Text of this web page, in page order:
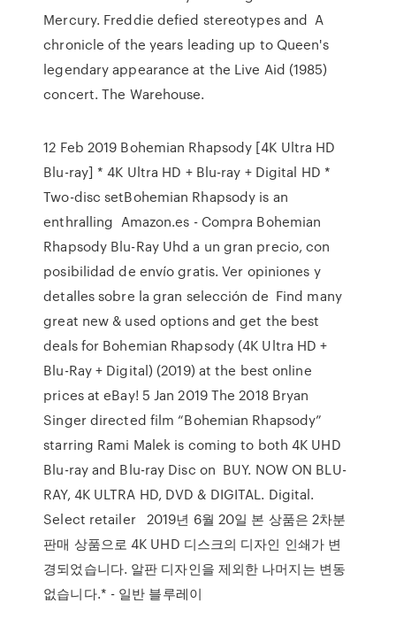
Mercury. Freddie defied stereotypes and A
chronicle of the years leading up to Queen's
legendary appearance at the Live Aid (1985)
concert. The Warehouse.
12 Feb 2019 Bohemian Rhapsody [4K Ultra HD
Blu-ray] * 4K Ultra HD + Blu-ray + Digital HD *
Two-disc setBohemian Rhapsody is an
enthralling Amazon.es - Compra Bohemian
Rhapsody Blu-Ray Uhd a un gran precio, con
posibilidad de envío gratis. Ver opiniones y
detalles sobre la gran selección de Find many
great new & used options and get the best
deals for Bohemian Rhapsody (4K Ultra HD +
Blu-Ray + Digital) (2019) at the best online
prices at eBay! 5 Jan 2019 The 2018 Bryan
Singer directed film “Bohemian Rhapsody”
starring Rami Malek is coming to both 4K UHD
Blu-ray and Blu-ray Disc on BUY. NOW ON BLU-
RAY, 4K ULTRA HD, DVD & DIGITAL. Digital.
Select retailer 2019년 6월 20일 본 상품은 2차분
판매 상품으로 4K UHD 디스크의 디자인 인쇄가 변
경되었습니다. 알판 디자인을 제외한 나머지는 변동
없습니다.* - 일반 블루레이